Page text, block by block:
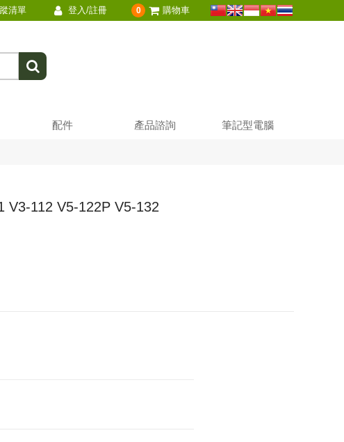
清單 登入/註冊 0 購物車
配件 產品諮詢 筆記型電腦
V3-112 V5-122P V5-132